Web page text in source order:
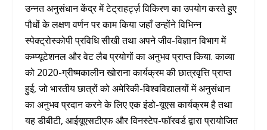
उन्नत अनुसंधान केंद्र में टेट्राहर्ट्ज़ विकिरण का उपयोग करते हुए
पौधों के लक्षण वर्णन पर काम किया जहाँ उन्होंने विभिन्न
स्पेक्ट्रोस्कोपी प्रविधि सीखी तथा अपने जीव-विज्ञान विभाग में
कम्प्यूटेशनल और वेट लैब प्रयोगों का अनुभव प्राप्त किया. काव्या
को 2020-ग्रीष्मकालीन खोराना कार्यक्रम की छात्रवृत्ति प्राप्त
हुई, जो भारतीय छात्रों को अमेरिकी-विश्वविद्यालयों में अनुसंधान
का अनुभव प्रदान करने के लिए एक इंडो-यूएस कार्यक्रम है तथा
यह डीबीटी, आईयूएसटीएफ और विनस्टेप-फॉरवर्ड द्वारा प्रायोजित